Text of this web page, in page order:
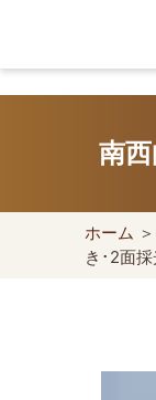
content
南
ホーム ＞
き･2面